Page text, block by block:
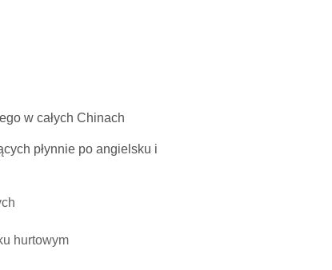
w całych Chinach
płynnie po angielsku i
hurtowym